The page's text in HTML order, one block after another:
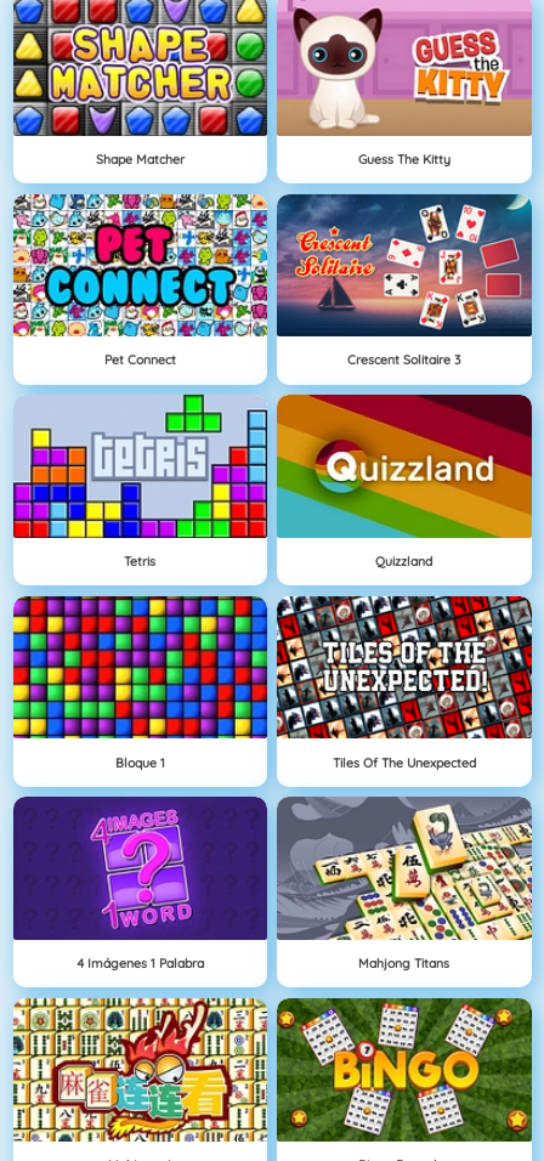
Shape Matcher Guess The Kitty
Pet Connect Crescent Solitaire 3
Tetris Quizzland
Bloque 1 Tiles Of The Unexpected
4 Imágenes 1 Palabra Mahjong Titans